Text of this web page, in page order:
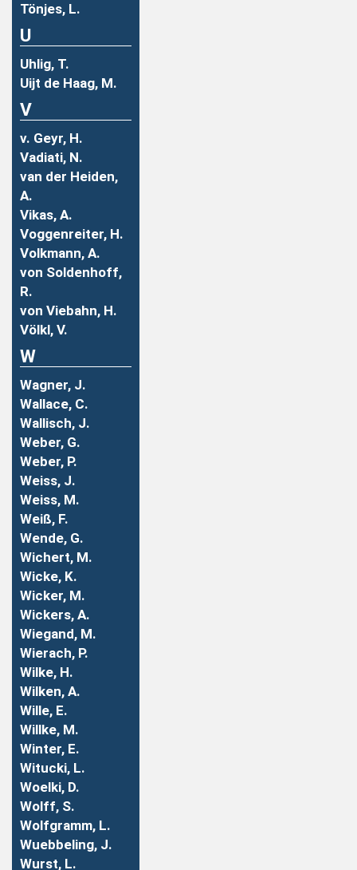
Tönjes, L.
U
Uhlig, T.
Uijt de Haag, M.
V
v. Geyr, H.
Vadiati, N.
van der Heiden,
A.
Vikas, A.
Voggenreiter, H.
Volkmann, A.
von Soldenhoff,
R.
von Viebahn, H.
Völkl, V.
W
Wagner, J.
Wallace, C.
Wallisch, J.
Weber, G.
Weber, P.
Weiss, J.
Weiss, M.
Weiß, F.
Wende, G.
Wichert, M.
Wicke, K.
Wicker, M.
Wickers, A.
Wiegand, M.
Wierach, P.
Wilke, H.
Wilken, A.
Wille, E.
Willke, M.
Winter, E.
Witucki, L.
Woelki, D.
Wolff, S.
Wolfgramm, L.
Wuebbeling, J.
Wurst, L.